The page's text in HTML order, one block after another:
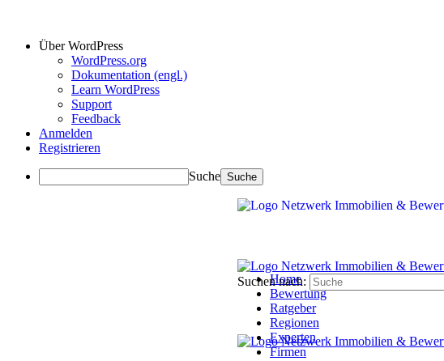
Über WordPress
WordPress.org
Dokumentation (engl.)
Learn WordPress
Support
Feedback
Anmelden
Registrieren
Suche
Home
Bewertung
Ratgeber
Regionen
Experten
Firmen
Suchen nach: